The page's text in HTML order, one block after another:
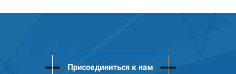
Присоединиться к нам